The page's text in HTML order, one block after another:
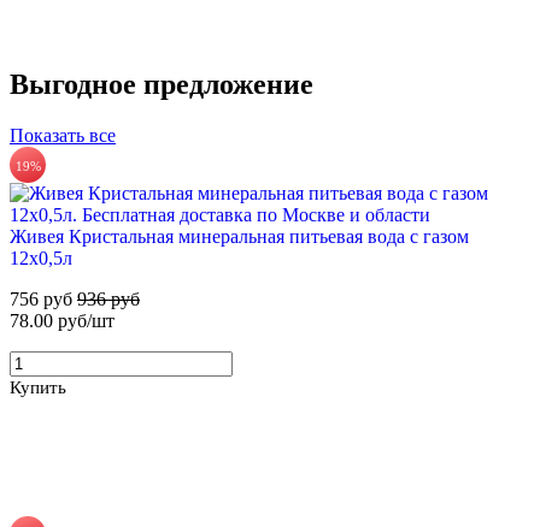
ХВАЛОВСКАЯ Горная минеральная столовая вода 18,9л
735 руб.
Купить
4%
Набор воды ХВАЛОВСКАЯ 3 вида (3х19л)
1 815 руб1 895 руб
Купить
68%
Выгодное предложение
Показать все
19%
Живея Кристальная минеральная питьевая вода с газом
12х0,5л
756 руб 936 руб
78.00 руб/шт
Купить